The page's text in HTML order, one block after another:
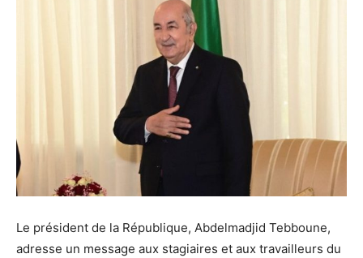
Le président de la République, Abdelmadjid Tebboune,
adresse un message aux stagiaires et aux travailleurs du